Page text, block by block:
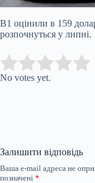
B1 оцінили в 159
розпочнуться у липні.
Rate this item:
No votes yet.
Залишити відповідь
Ваша e-mail адреса не
позначені *